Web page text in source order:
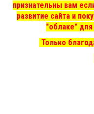
признательны вам
развитие сайта и
"облаке"
Только